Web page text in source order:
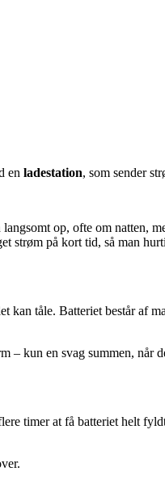
en ladestation, som sender
op, ofte om natten,
strøm på kort tid, så man
tåle. Batteriet består af
– kun en svag summen, når
timer at få batteriet helt